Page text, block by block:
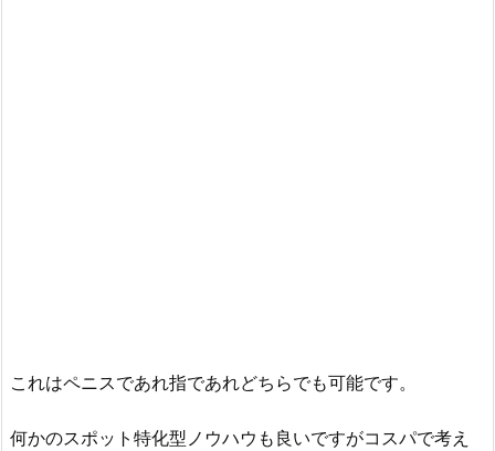
これはペニスであれ指であれどちらでも可能です。
何かのスポット特化型ノウハウも良いですがコスパで考え